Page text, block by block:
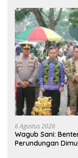
6 Agustus 2026
Wagub Sani:
Perundungan